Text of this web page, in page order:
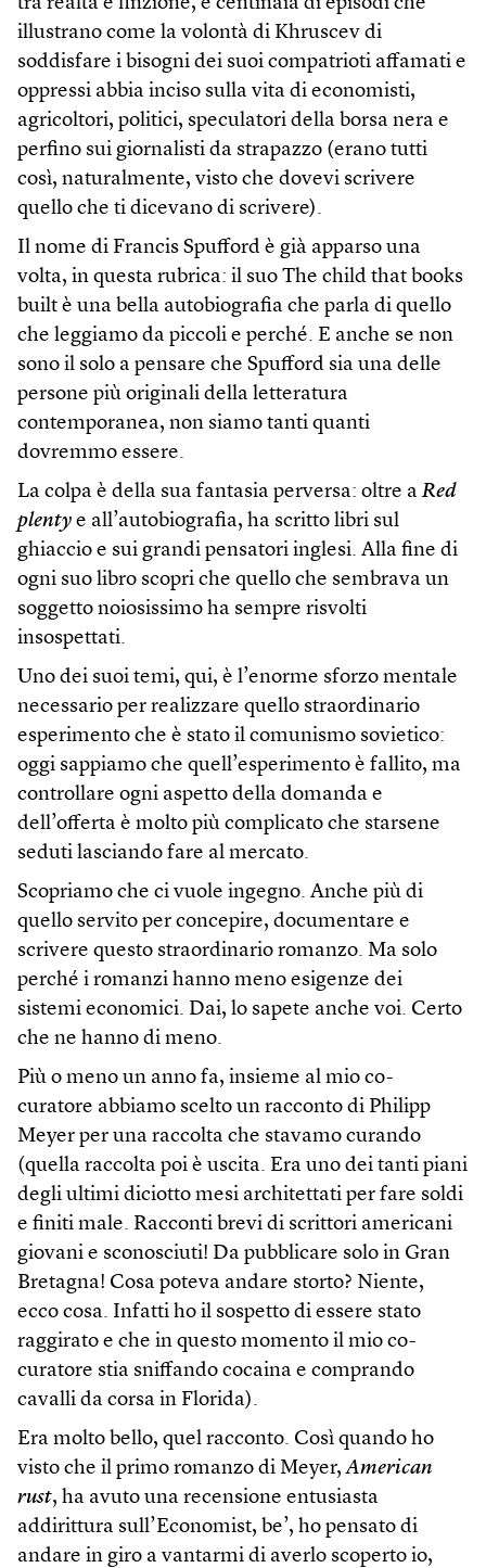
illustrano come la volontà di Khruscev di
soddisfare i bisogni dei suoi compatrioti affamati e
oppressi abbia inciso sulla vita di economisti,
agricoltori, politici, speculatori della borsa nera e
perfino sui giornalisti da strapazzo (erano tutti
così, naturalmente, visto che dovevi scrivere
quello che ti dicevano di scrivere).
Il nome di Francis Spufford è già apparso una
volta, in questa rubrica: il suo The child that books
built è una bella autobiografia che parla di quello
che leggiamo da piccoli e perché. E anche se non
sono il solo a pensare che Spufford sia una delle
persone più originali della letteratura
contemporanea, non siamo tanti quanti
dovremmo essere.
La colpa è della sua fantasia perversa: oltre a Red
plenty e all’autobiografia, ha scritto libri sul
ghiaccio e sui grandi pensatori inglesi. Alla fine di
ogni suo libro scopri che quello che sembrava un
soggetto noiosissimo ha sempre risvolti
insospettati.
Uno dei suoi temi, qui, è l’enorme sforzo mentale
necessario per realizzare quello straordinario
esperimento che è stato il comunismo sovietico:
oggi sappiamo che quell’esperimento è fallito, ma
controllare ogni aspetto della domanda e
dell’offerta è molto più complicato che starsene
seduti lasciando fare al mercato.
Scopriamo che ci vuole ingegno. Anche più di
quello servito per concepire, documentare e
scrivere questo straordinario romanzo. Ma solo
perché i romanzi hanno meno esigenze dei
sistemi economici. Dai, lo sapete anche voi. Certo
che ne hanno di meno.
Più o meno un anno fa, insieme al mio co-
curatore abbiamo scelto un racconto di Philipp
Meyer per una raccolta che stavamo curando
(quella raccolta poi è uscita. Era uno dei tanti piani
degli ultimi diciotto mesi architettati per fare soldi
e finiti male. Racconti brevi di scrittori americani
giovani e sconosciuti! Da pubblicare solo in Gran
Bretagna! Cosa poteva andare storto? Niente,
ecco cosa. Infatti ho il sospetto di essere stato
raggirato e che in questo momento il mio co-
curatore stia sniffando cocaina e comprando
cavalli da corsa in Florida).
Era molto bello, quel racconto. Così quando ho
visto che il primo romanzo di Meyer,American
rust, ha avuto una recensione entusiasta
addirittura sull’Economist, be’, ho pensato di
andare in giro a vantarmi di averlo scoperto io,